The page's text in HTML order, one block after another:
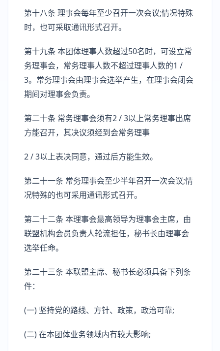
第十八条 理事会每年至少召开一次会议;情况特殊
时，也可采取通讯形式召开。
第十九条 本团体理事人数超过50名时，可设立常
务理事会，常务理事人数不超过理事人数的1 /
3。常务理事会由理事会选举产生，在理事会闭会
期间对理事会负责。
第二十条 常务理事会须有2 / 3以上常务理事出席
方能召开，其决议须经到会常务理事
2 / 3以上表决同意，通过后方能生效。
第二十一条 常务理事会至少半年召开一次会议;情
况特殊的也可采用通讯形式召开。
第二十二条 本理事会最高领导为理事会主席，由
联盟机构会员负责人轮流担任，秘书长由理事会
选举任命。
第二十三条 本联盟主席、秘书长必须具备下列条
件：
(一) 坚持党的路线、方针、政策，政治可靠;
(二) 在本团体业务领域内有较大影响;